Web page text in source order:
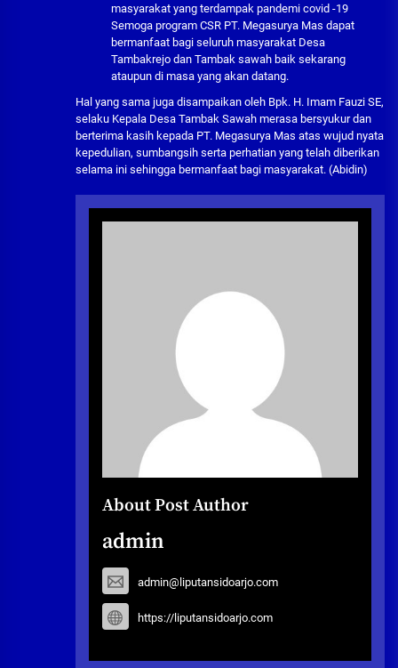
masyarakat yang terdampak pandemi covid -19
Semoga program CSR PT. Megasurya Mas dapat
bermanfaat bagi seluruh masyarakat Desa
Tambakrejo dan Tambak sawah baik sekarang
ataupun di masa yang akan datang.
Hal yang sama juga disampaikan oleh Bpk. H. Imam Fauzi SE,
selaku Kepala Desa Tambak Sawah merasa bersyukur dan
berterima kasih kepada PT. Megasurya Mas atas wujud nyata
kepedulian, sumbangsih serta perhatian yang telah diberikan
selama ini sehingga bermanfaat bagi masyarakat. (Abidin)
About Post Author
admin
admin@liputansidoarjo.com
https://liputansidoarjo.com